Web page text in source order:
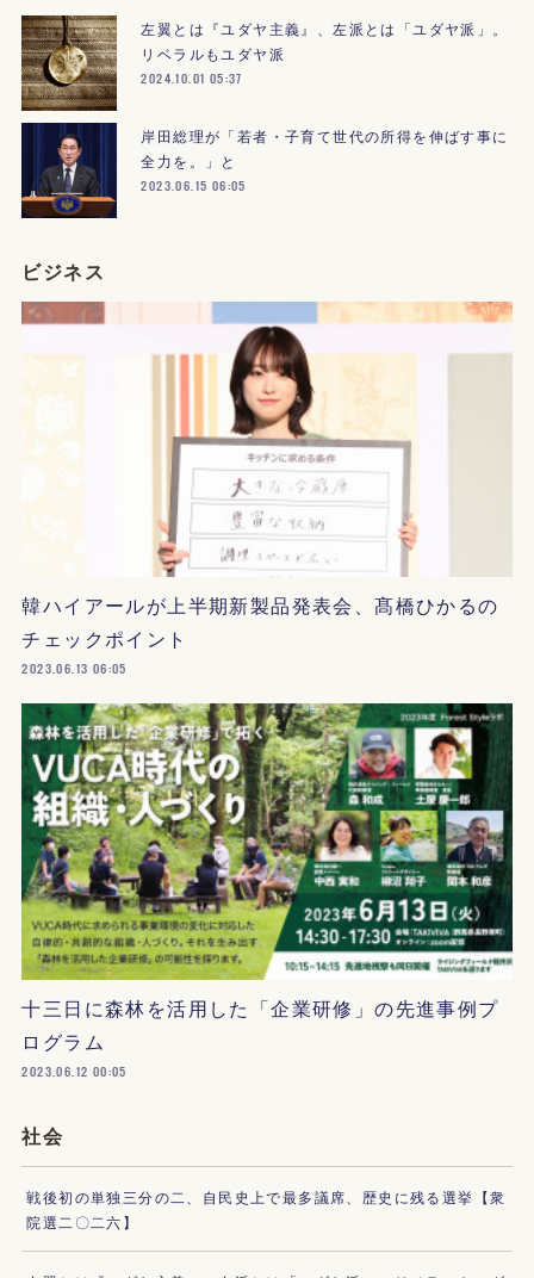
左翼とは『ユダヤ主義』、左派とは「ユダヤ派」。
リベラルもユダヤ派
2024.10.01 05:37
岸田総理が「若者・子育て世代の所得を伸ばす事に
全力を。」と
2023.06.15 06:05
ビジネス
韓ハイアールが上半期新製品発表会、髙橋ひかるの
チェックポイント
2023.06.13 06:05
十三日に森林を活用した「企業研修」の先進事例プ
ログラム
2023.06.12 00:05
社会
戦後初の単独三分の二、自民史上で最多議席、歴史に残る選挙【衆
院選二〇二六】